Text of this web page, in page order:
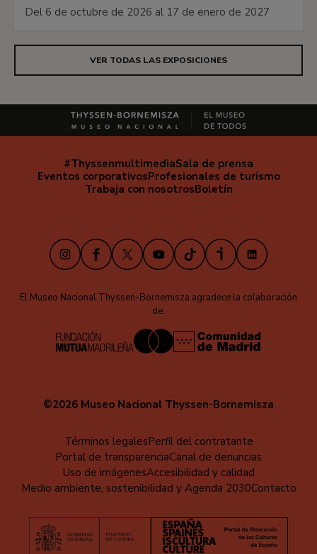
Del 6 de octubre de 2026 al 17 de enero de 2027
VER TODAS LAS EXPOSICIONES
Navegación
secundaria
#ThyssenmultimediaSala de prensa
Eventos corporativosProfesionales de turismo
Trabaja con nosotrosBoletín
InstagramFacebook
X YoutubeTikTokiVooxLinkedIn
El Museo Nacional Thyssen-Bornemisza agradece la colaboración
de:
©2026 Museo Nacional Thyssen-Bornemisza
pie
Términos legalesPerfil del contratante
Portal de transparenciaCanal de denuncias
Uso de imágenesAccesibilidad y calidad
Medio ambiente, sostenibilidad y Agenda 2030Contacto